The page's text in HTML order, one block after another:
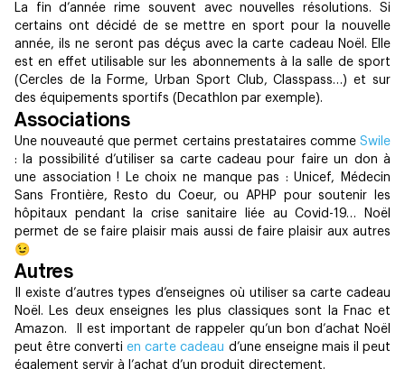
La fin d’année rime souvent avec nouvelles résolutions. Si
certains ont décidé de se mettre en sport pour la nouvelle
année, ils ne seront pas déçus avec la carte cadeau Noël. Elle
est en effet utilisable sur les abonnements à la salle de sport
(Cercles de la Forme, Urban Sport Club, Classpass…) et sur
des équipements sportifs (Decathlon par exemple). ‍
Associations
Une nouveauté que permet certains prestataires comme Swile
: la possibilité d’utiliser sa carte cadeau pour faire un don à
une association ! Le choix ne manque pas : Unicef, Médecin
Sans Frontière, Resto du Coeur, ou APHP pour soutenir les
hôpitaux pendant la crise sanitaire liée au Covid-19… Noël
permet de se faire plaisir mais aussi de faire plaisir aux autres
😉 ‍
Autres
Il existe d’autres types d’enseignes où utiliser sa carte cadeau
Noël. Les deux enseignes les plus classiques sont la Fnac et
Amazon. Il est important de rappeler qu’un bon d’achat Noël
peut être convertien carte cadeau d’une enseigne mais il peut
également servir à l’achat d’un produit directement.